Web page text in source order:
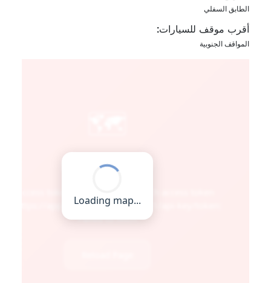
الطابق السفلي
أقرب موقف للسيارات:
المواقف الجنوبية